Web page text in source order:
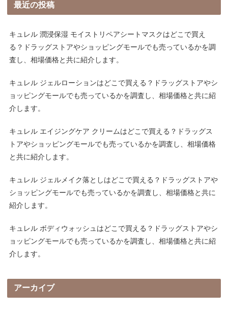
最近の投稿
キュレル 潤浸保湿 モイストリペアシートマスクはどこで買え
る？ドラッグストアやショッピングモールでも売っているかを調
査し、相場価格と共に紹介します。
キュレル ジェルローションはどこで買える？ドラッグストアやシ
ョッピングモールでも売っているかを調査し、相場価格と共に紹
介します。
キュレル エイジングケア クリームはどこで買える？ドラッグス
トアやショッピングモールでも売っているかを調査し、相場価格
と共に紹介します。
キュレル ジェルメイク落としはどこで買える？ドラッグストアや
ショッピングモールでも売っているかを調査し、相場価格と共に
紹介します。
キュレル ボディウォッシュはどこで買える？ドラッグストアやシ
ョッピングモールでも売っているかを調査し、相場価格と共に紹
介します。
アーカイブ